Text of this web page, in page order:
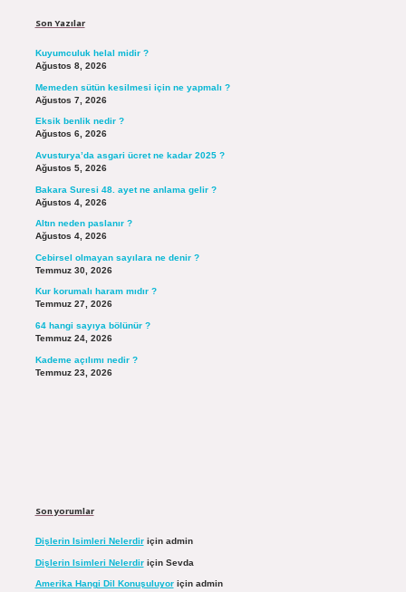
Son Yazılar
Kuyumculuk helal midir ?
Ağustos 8, 2026
Memeden sütün kesilmesi için ne yapmalı ?
Ağustos 7, 2026
Eksik benlik nedir ?
Ağustos 6, 2026
Avusturya’da asgari ücret ne kadar 2025 ?
Ağustos 5, 2026
Bakara Suresi 48. ayet ne anlama gelir ?
Ağustos 4, 2026
Altın neden paslanır ?
Ağustos 4, 2026
Cebirsel olmayan sayılara ne denir ?
Temmuz 30, 2026
Kur korumalı haram mıdır ?
Temmuz 27, 2026
64 hangi sayıya bölünür ?
Temmuz 24, 2026
Kademe açılımı nedir ?
Temmuz 23, 2026
Son yorumlar
Dişlerin Isimleri Nelerdiriçin admin
Dişlerin Isimleri Nelerdiriçin Sevda
Amerika Hangi Dil Konuşuluyoriçin admin